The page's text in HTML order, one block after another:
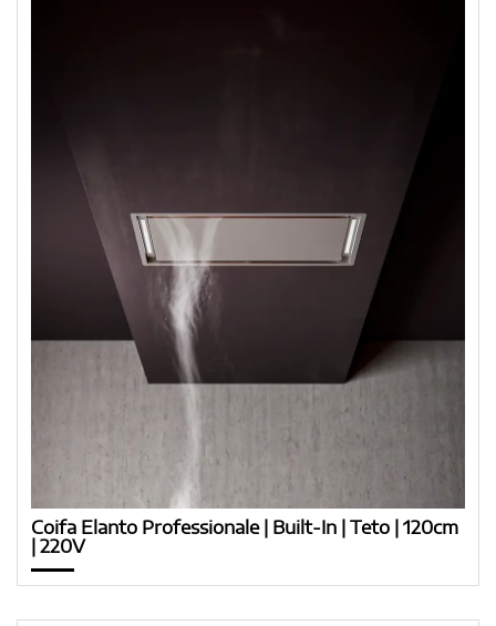
Coifa Elanto Professionale | Built-In | Teto | 120cm
| 220V